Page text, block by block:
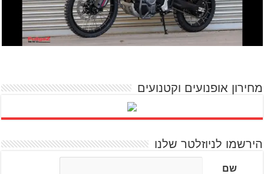
מחירון אופנועים וקטנועים
הירשמו לניוזלטר שלנו
שם